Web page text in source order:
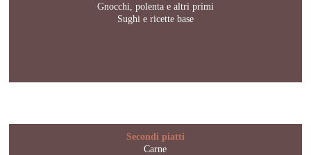
Gnocchi, polenta e altri primi
Sughi e ricette base
Secondi piatti
Carne